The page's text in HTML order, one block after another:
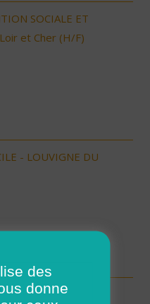
SOCIALE ET
et Cher (H/F)
- LOUVIGNE DU
(H/F)
des
donne